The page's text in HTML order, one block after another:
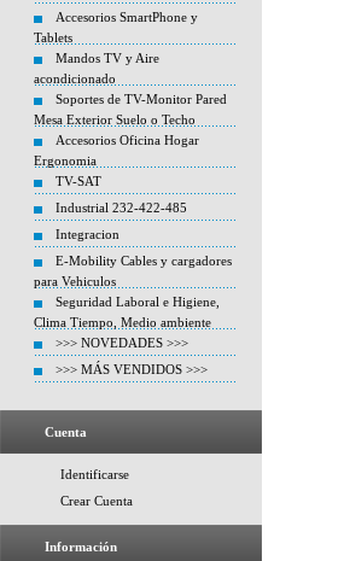
Accesorios SmartPhone y
Tablets
Mandos TV y Aire
acondicionado
Soportes de TV-Monitor Pared
Mesa Exterior Suelo o Techo
Accesorios Oficina Hogar
Ergonomia
TV-SAT
Industrial 232-422-485
Integracion
E-Mobility Cables y cargadores
para Vehiculos
Seguridad Laboral e Higiene,
Clima Tiempo, Medio ambiente
>>> NOVEDADES >>>
>>> MÁS VENDIDOS >>>
Cuenta
Identificarse
Crear Cuenta
Información